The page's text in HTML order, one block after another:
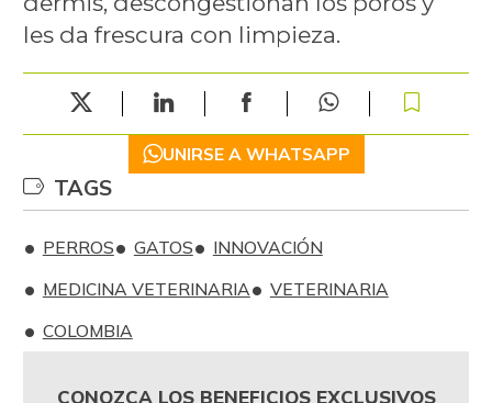
les da frescura con limpieza.
UNIRSE A WHATSAPP
TAGS
PERROS GATOS
INNOVACIÓN
MEDICINA VETERINARIA
VETERINARIA
COLOMBIA
CONOZCA LOS BENEFICIOS EXCLUSIVOS